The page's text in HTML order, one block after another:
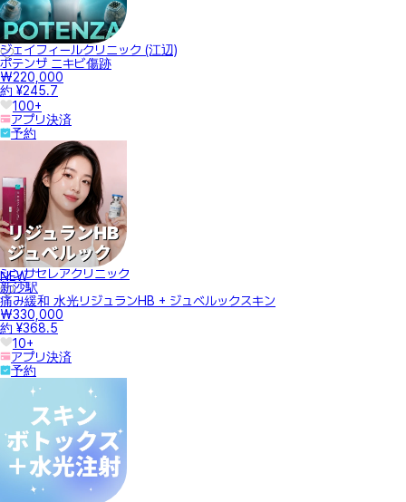
ジェイフィールクリニック (江辺)
ポテンザ ニキビ傷跡
₩220,000
約 ¥245.7
100+
アプリ決済
予約
NEW
シンサセレアクリニック
新沙駅
痛み緩和 水光リジュランHB + ジュベルックスキン
₩330,000
約 ¥368.5
10+
アプリ決済
予約